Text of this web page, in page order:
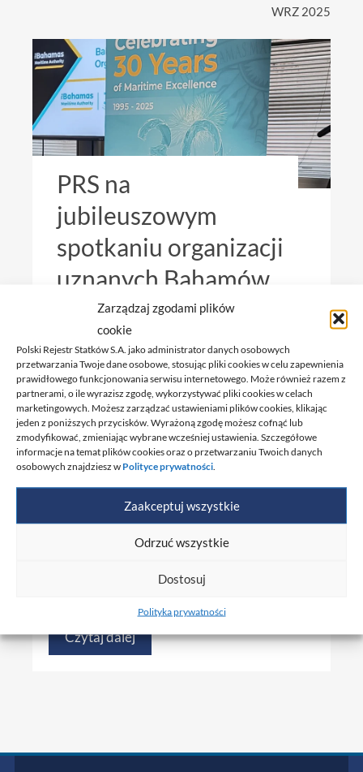
Zarządzaj zgodami plików
cookie
Polski Rejestr Statków S.A. jako administrator danych osobowych
przetwarzania Twoje dane osobowe, stosując pliki cookies w celu zapewnienia
prawidłowego funkcjonowania serwisu internetowego. Może również razem z
partnerami, o ile wyrazisz zgodę, wykorzystywać pliki cookies w celach
marketingowych. Możesz zarządzać ustawieniami plików cookies, klikając
jeden z poniższych przycisków. Wyrażoną zgodę możesz cofnąć lub
zmodyfikować, zmieniając wybrane wcześniej ustawienia. Szczegółowe
informacje na temat plików cookies oraz o przetwarzaniu Twoich danych
osobowych znajdziesz w Polityce prywatności
Zaakceptuj wszystkie
Odrzuć wszystkie
Dostosuj
Polityka prywatności
WRZ 2025
PRS na
jubileuszowym
spotkaniu organizacji
uznanych Bahamów
Spotkanie w Londynie i 30-lecie BMADnia 2
września 2025 r. Aleksandra Ratajska
reprezentowała PRS na spotkaniu
organizacji uznanych przez administrację
morską Bahamów (BMA – Bahamas
Maritime Authority) zorganizowanym w
biurze Royal Institution of Naval Architects
w Londynie.Kluczowe tematy dyskusjiNa
spotkaniu, połączonym z obchodami 30-lecia
BMA (rok założenia 1995), poruszono
Czytaj dalej